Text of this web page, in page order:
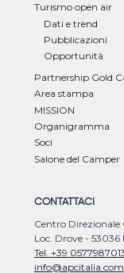
Turismo open air
Dati e trend
Pubblicazioni
Opportunità
Partnership Gold
Area stampa
MISSION
Organigramma
Soci
Salone del Camper
CONTATTACI
Centro
Loc. Drove - 53036
Tel. +39
info@apcitalia.com